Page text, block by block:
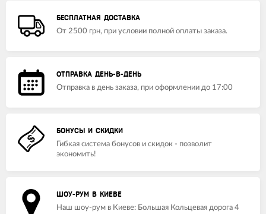
БЕСПЛАТНАЯ ДОСТАВКА
От 2500 грн, при условии полной оплаты заказа.
ОТПРАВКА ДЕНЬ-В-ДЕНЬ
Отправка в день заказа, при оформлении до 17:00
БОНУСЫ И СКИДКИ
Гибкая система бонусов и скидок - позволит
экономить!
ШОУ-РУМ В КИЕВЕ
Наш шоу-рум в Киеве: Большая Кольцевая дорога 4